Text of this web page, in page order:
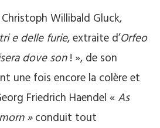
Willibald Gluck,
e delle furie, extraite d’Orfeo
dove son! », de son
une fois encore la colère et
Friedrich Haendel « As
»conduit tout